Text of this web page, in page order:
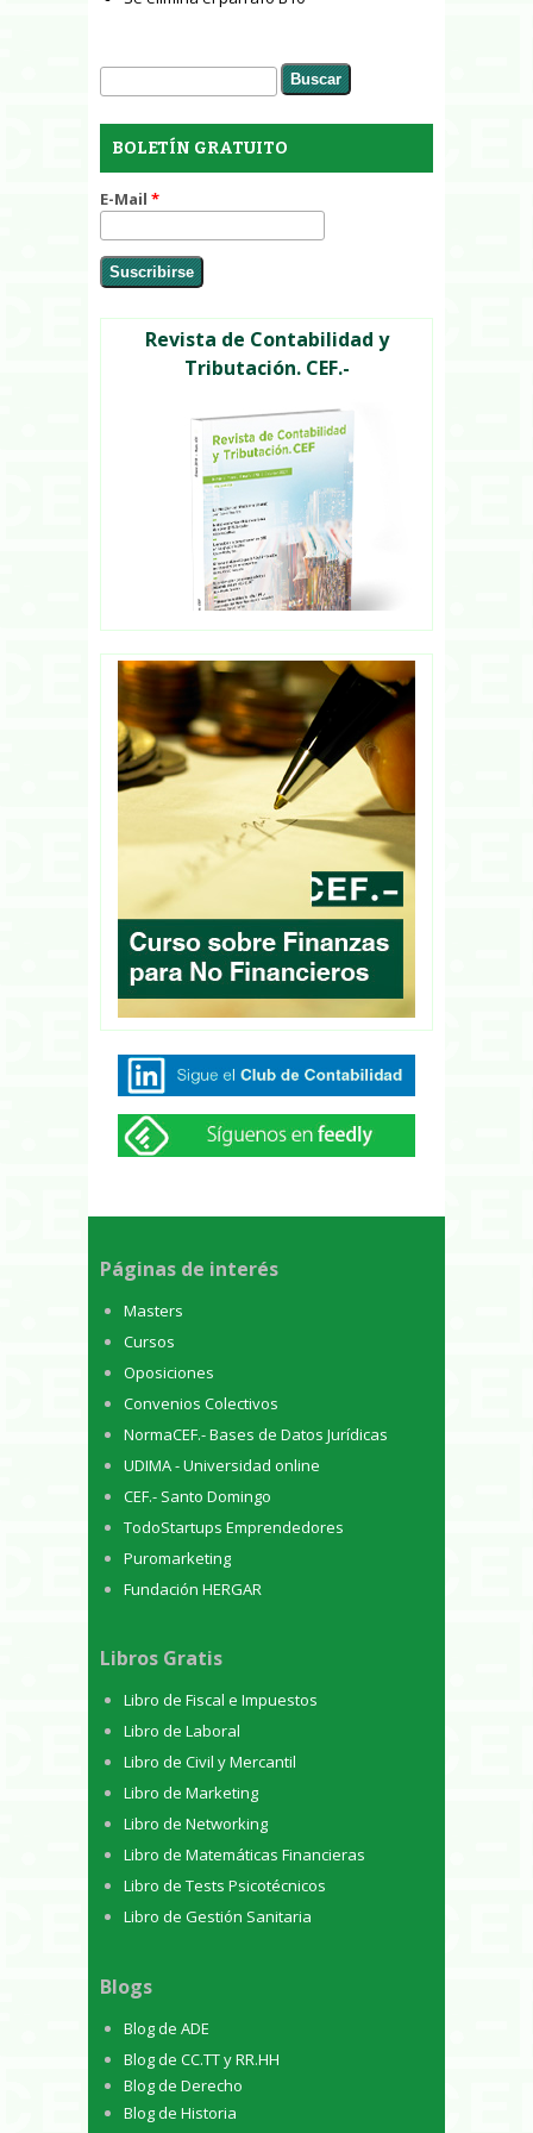
Formulario de búsqueda
Buscar
BOLETÍN GRATUITO
E-Mail *
Revista de Contabilidad y
Tributación. CEF.-
Páginas de interés
Masters
Cursos
Oposiciones
Convenios Colectivos
NormaCEF.- Bases de Datos Jurídicas
UDIMA - Universidad online
CEF.- Santo Domingo
TodoStartups Emprendedores
Puromarketing
Fundación HERGAR
Libros Gratis
Libro de Fiscal e Impuestos
Libro de Laboral
Libro de Civil y Mercantil
Libro de Marketing
Libro de Networking
Libro de Matemáticas Financieras
Libro de Tests Psicotécnicos
Libro de Gestión Sanitaria
Blogs
Blog de ADE
Blog de CC.TT y RR.HH
Blog de Derecho
Blog de Historia